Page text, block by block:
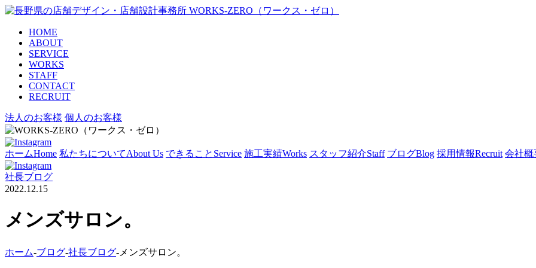
HOME
ABOUT
SERVICE
WORKS
STAFF
CONTACT
RECRUIT
法人のお客様 個人のお客様
ホームHome 私たちについてAbout Us できること Service 施工実績Works スタッフ紹介Staff ブログBlog 採用情報Recruit 会社概
社長ブログ
2022.12.15
メンズサロン。
ホーム-ブログ-社長ブログ- メンズサロン。